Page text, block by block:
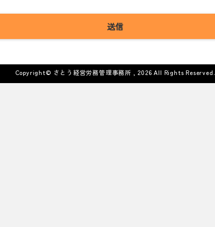
Copyright© さとう経営労務管理事務所 , 2026 All Rights Reserved.